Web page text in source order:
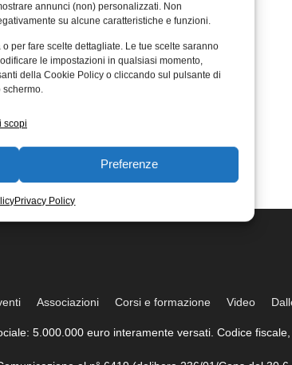
annunci (non) personalizzati. Non
su alcune caratteristiche e funzioni.
per fare scelte dettagliate. Le tue scelte saranno
le impostazioni in qualsiasi momento,
della Cookie Policy o cliccando sul pulsante di
schermo.
scopi
Preferenze
Privacy Policy
Associazioni Corsi e formazione Video
5.000.000 euro interamente versati. Codice